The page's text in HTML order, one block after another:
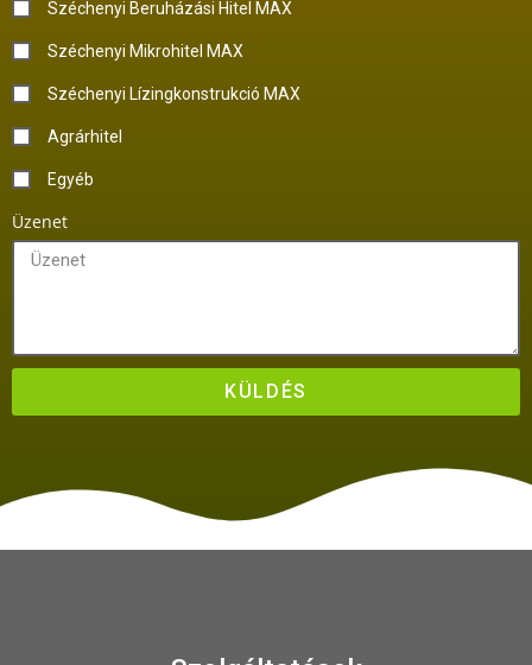
Széchenyi Beruházási Hitel MAX
Széchenyi Mikrohitel MAX
Széchenyi Lízingkonstrukció MAX
Agrárhitel
Egyéb
Üzenet
KÜLDÉS